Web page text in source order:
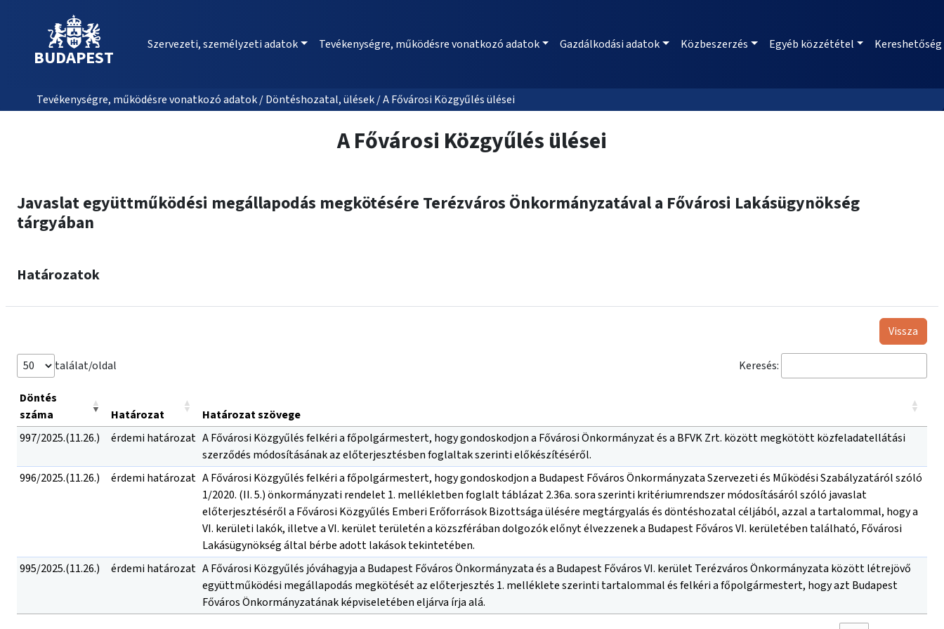
BUDAPEST
Szervezeti, személyzeti adatok Tevékenységre, működésre vonatkozó adatok Gazdálkodási adatok Közbeszerzés Egyéb közzététel Kereshetőség
Tevékenységre, működésre vonatkozó adatok / Döntéshozatal, ülések / A Fővárosi Közgyűlés ülései
A Fővárosi Közgyűlés ülései
Javaslat együttműködési megállapodás megkötésére Terézváros Önkormányzatával a Fővárosi Lakásügynökség
tárgyában
Határozatok
Vissza
találat/oldal Keresés:
Döntés
száma
Határozat
Határozat szövege
997/2025.(11.26.)
érdemi határozat A Fővárosi Közgyűlés felkéri a főpolgármestert, hogy gondoskodjon a Fővárosi Önkormányzat és a BFVK Zrt. között megkötött közfeladatellátási
szerződés módosításának az előterjesztésben foglaltak szerinti előkészítéséről.
996/2025.(11.26.)
érdemi határozat A Fővárosi Közgyűlés felkéri a főpolgármestert, hogy gondoskodjon a Budapest Főváros Önkormányzata Szervezeti és Működési Szabályzatáról szóló
1/2020. (II. 5.) önkormányzati rendelet 1. mellékletben foglalt táblázat 2.36a. sora szerinti kritériumrendszer módosításáról szóló javaslat
előterjesztéséről a Fővárosi Közgyűlés Emberi Erőforrások Bizottsága ülésére megtárgyalás és döntéshozatal céljából, azzal a tartalommal, hogy a
VI. kerületi lakók, illetve a VI. kerület területén a közszférában dolgozók előnyt élvezzenek a Budapest Főváros VI. kerületében található, Fővárosi
Lakásügynökség által bérbe adott lakások tekintetében.
995/2025.(11.26.)
érdemi határozat A Fővárosi Közgyűlés jóváhagyja a Budapest Főváros Önkormányzata és a Budapest Főváros VI. kerület Terézváros Önkormányzata között létrejövő
együttműködési megállapodás megkötését az előterjesztés 1. melléklete szerinti tartalommal és felkéri a főpolgármestert, hogy azt Budapest
Főváros Önkormányzatának képviseletében eljárva írja alá.